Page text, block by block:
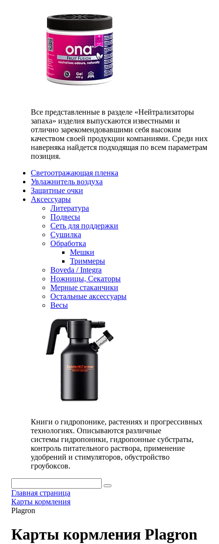
Все представленные в разделе «Нейтрализаторы
запаха» изделия выпускаются известными и
отлично зарекомендовавшими себя высоким
качеством своей продукции компаниями. Среди них
наверняка найдется подходящая по всем параметрам
позиция.
Светоотражающая пленка
Увлажнитель воздуха
Защитные очки
Аксессуары
Литература
Подвесы
Сеть для поддержки
Сушилка
Обработка
Мешки
Триммеры
Boveda / Integra
Ножницы, Секаторы
Мерные стаканчики
Остальные аксессуары
Весы
Книги о гидропонике, растениях и прогрессивных
технологиях. Описываются различные
системы гидропоники, гидропонные субстраты,
контроль питательного раствора, применение
удобрений и стимуляторов, обустройство
гроубоксов.
Главная страница
Карты кормления
Plagron
Карты кормления Plagron